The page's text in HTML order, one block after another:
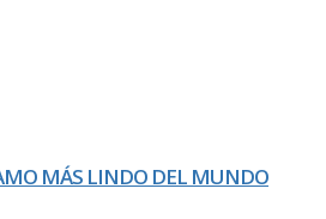
MÁS LINDO DEL MUNDO